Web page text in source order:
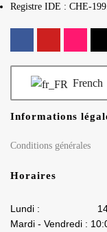
Registre IDE : CHE-
French
Informations
Conditions générales
Horaires
Lundi : 14:00
Mardi - Vendredi :